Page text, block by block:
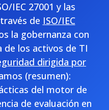
IEC 27001 y las
de ISO/IEC
la gobernanza con
de los activos de TI
dirigida por
(resumen):
del motor de
de evaluación en